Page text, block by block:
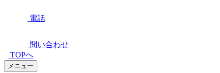
電話
問い合わせ
TOPへ
メニュー